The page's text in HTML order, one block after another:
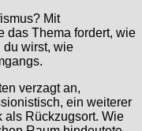
Mit
das Thema fordert, wie
du wirst, wie
verzagt an,
ein weiterer
als Rückzugsort. Wie